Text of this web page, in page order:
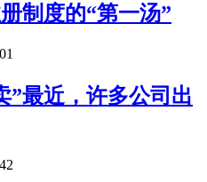
制度的“第一汤”
”最近，许多公司出